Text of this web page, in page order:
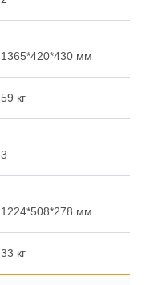
1365*420*430 мм
59 кг
3
1224*508*278 мм
33 кг